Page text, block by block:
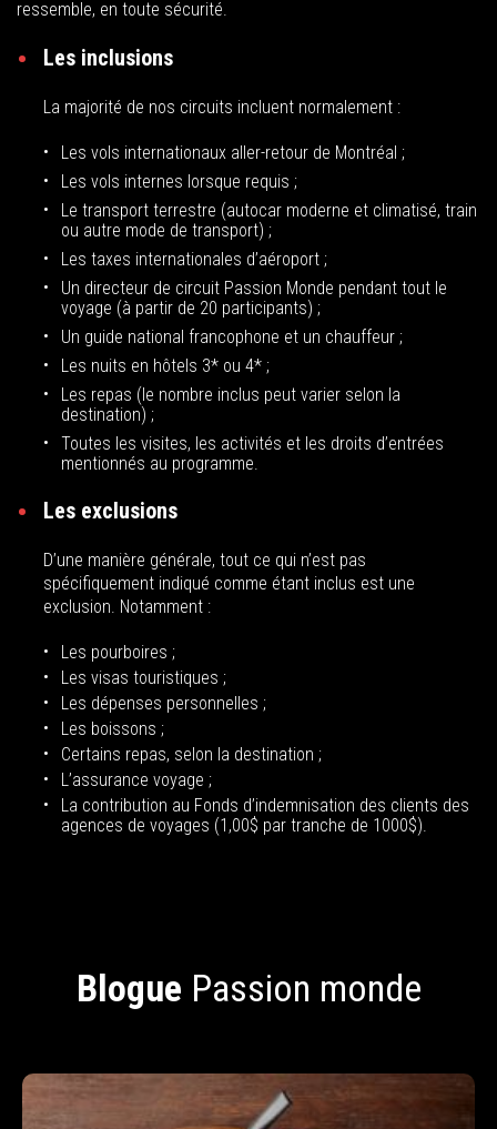
ressemble, en toute sécurité.
Les inclusions
La majorité de nos circuits incluent normalement :
Les vols internationaux aller-retour de Montréal ;
Les vols internes lorsque requis ;
Le transport terrestre (autocar moderne et climatisé, train
ou autre mode de transport) ;
Les taxes internationales d’aéroport ;
Un directeur de circuit Passion Monde pendant tout le
voyage (à partir de 20 participants) ;
Un guide national francophone et un chauffeur ;
Les nuits en hôtels 3* ou 4* ;
Les repas (le nombre inclus peut varier selon la
destination) ;
Toutes les visites, les activités et les droits d’entrées
mentionnés au programme.
Les exclusions
D’une manière générale, tout ce qui n’est pas
spécifiquement indiqué comme étant inclus est une
exclusion. Notamment :
Les pourboires ;
Les visas touristiques ;
Les dépenses personnelles ;
Les boissons ;
Certains repas, selon la destination ;
L’assurance voyage ;
La contribution au Fonds d’indemnisation des clients des
agences de voyages (1,00$ par tranche de 1000$).
Blogue Passion monde